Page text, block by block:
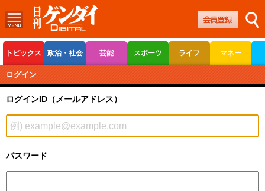
トピックス 政治・社会 芸能 スポーツ ライフ マネー
ボートレース
ログイン
ログインID（メールアドレス）
パスワード